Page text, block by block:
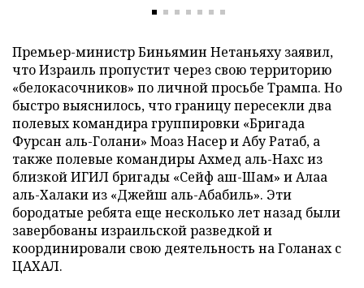
Премьер-министр Биньямин Нетаньяху заявил,
что Израиль пропустит через свою территорию
«белокасочников» по личной просьбе Трампа. Но
быстро выяснилось, что границу пересекли два
полевых командира группировки «Бригада
Фурсан аль-Голани» Моаз Насер и Абу Ратаб, а
также полевые командиры Ахмед аль-Нахс из
близкой ИГИЛ бригады «Сейф аш-Шам» и Алаа
аль-Халаки из «Джейш аль-Абабиль». Эти
бородатые ребята еще несколько лет назад были
завербованы израильской разведкой и
координировали свою деятельность на Голанах с
ЦАХАЛ.